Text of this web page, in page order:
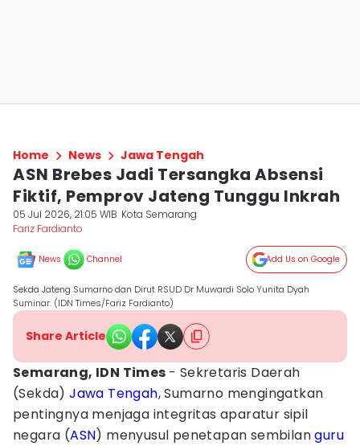
Home News Jawa Tengah
ASN Brebes Jadi Tersangka Absensi
Fiktif, Pemprov Jateng Tunggu Inkrah
05 Jul 2026, 21:05 WIB Kota Semarang
Fariz Fardianto
News Channel Add Us on Google
Sekda Jateng Sumarno dan Dirut RSUD Dr Muwardi Solo Yunita Dyah
Suminar. (IDN Times/Fariz Fardianto)
Share Article
Semarang, IDN Times - Sekretaris Daerah
(Sekda)Jawa Tengah, Sumarno mengingatkan
pentingnya menjaga integritas aparatur sipil
negara (ASN) menyusul penetapan sembilanguru